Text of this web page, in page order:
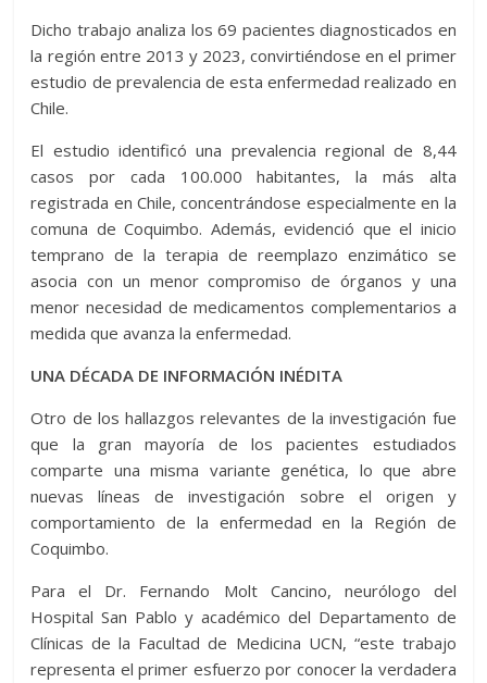
Dicho trabajo analiza los 69 pacientes diagnosticados en
la región entre 2013 y 2023, convirtiéndose en el primer
estudio de prevalencia de esta enfermedad realizado en
Chile.
El estudio identificó una prevalencia regional de 8,44
casos por cada 100.000 habitantes, la más alta
registrada en Chile, concentrándose especialmente en la
comuna de Coquimbo. Además, evidenció que el inicio
temprano de la terapia de reemplazo enzimático se
asocia con un menor compromiso de órganos y una
menor necesidad de medicamentos complementarios a
medida que avanza la enfermedad.
UNA DÉCADA DE INFORMACIÓN INÉDITA
Otro de los hallazgos relevantes de la investigación fue
que la gran mayoría de los pacientes estudiados
comparte una misma variante genética, lo que abre
nuevas líneas de investigación sobre el origen y
comportamiento de la enfermedad en la Región de
Coquimbo.
Para el Dr. Fernando Molt Cancino, neurólogo del
Hospital San Pablo y académico del Departamento de
Clínicas de la Facultad de Medicina UCN, “este trabajo
representa el primer esfuerzo por conocer la verdadera